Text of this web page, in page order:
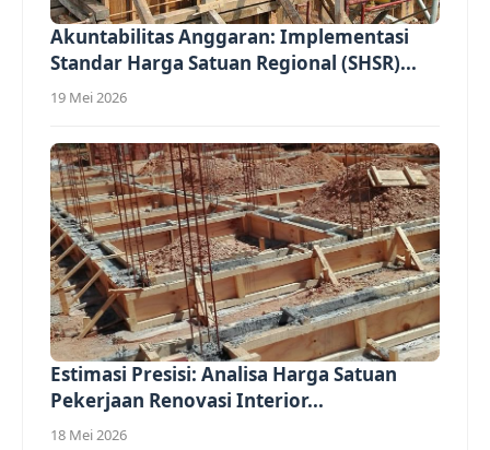
Akuntabilitas Anggaran: Implementasi
Standar Harga Satuan Regional (SHSR)...
19 Mei 2026
Estimasi Presisi: Analisa Harga Satuan
Pekerjaan Renovasi Interior...
18 Mei 2026